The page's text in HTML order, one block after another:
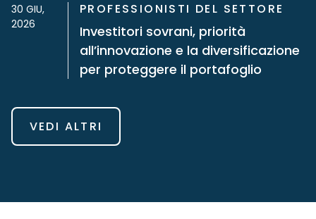
30 GIU,
2026
PROFESSIONISTI DEL SETTORE
Investitori sovrani, priorità
all’innovazione e la diversificazione
per proteggere il portafoglio
VEDI ALTRI